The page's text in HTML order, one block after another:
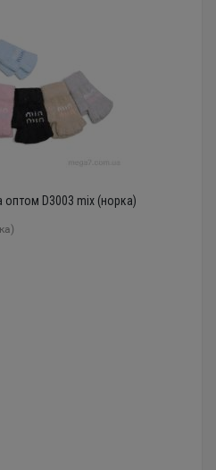
оптом D3003 mix (норка)